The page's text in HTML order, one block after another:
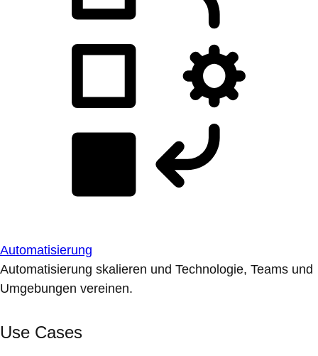
Automatisierung
Automatisierung skalieren und Technologie, Teams und
Umgebungen vereinen.
Use Cases